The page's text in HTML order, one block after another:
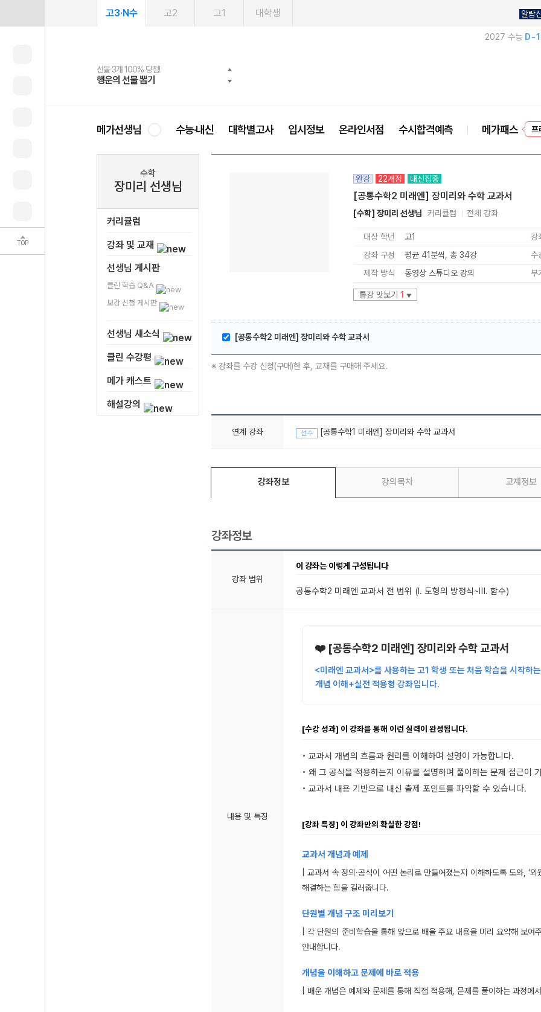
TOP
고3·N수 고2 고1 대학생 알람
2027 수능 D-
메가스터디
선물 3개 100% 당첨!
행운의 선물 뽑기
선물 100% 증정!
메가스터디 X 올리브
여름방학 스터디 캐시백
메가런 썸머스쿨
2027 러셀 단과
강사 공개선발
스마트러닝앱
설문 EVENT
메가패스
3일 무료 체험권
메가패스 수강생 무료혜택!
메가클럽 멤버십
사회공헌 캠페인
희망이룸 메가나눔
메가선생님 수능·내신 대학별고사 입시정보 온라인서점 수시합격예측 메가패스
프
수학
장미리 선생님
커리큘럼
강좌 및 교재
선생님 게시판
클린 학습 Q&A
보강 신청 게시판
선생님 새소식
클린 수강평
메가 캐스트
해설강의
완강 22개정 내신집중
[공통수학2 미래엔] 장미리와 수학 교과서
[수학] 장미리 선생님 커리큘럼 전체 강좌
대상 학년 고1 강
강좌 구성
평균 41분씩, 총 34강 수
제작 방식
동영상 스튜디오 강의 부
통강 맛보기 1 ▼
[공통수학2 미래엔] 장미리와 수학 교과서
※ 강좌를 수강 신청(구매)한 후, 교재를 구매해 주세요.
연계 강좌 선수 [공통수학1 미래엔] 장미리와 수학 교과서
강좌정보 강의목차 교재정보
강좌정보
강좌 범위
이 강좌는 이렇게 구성됩니다
공통수학2 미래엔 교과서 전 범위 (Ⅰ. 도형의 방정식~Ⅲ. 함수)
내용 및 특징
❤️ [공통수학2 미래엔] 장미리와 수학 교과서
<미래엔 교과서>를 사용하는 고1 학생 또는 처음 학습을 시작하
개념 이해+실전 적용형 강좌 입니다.
[수강 성과] 이 강좌를 통해 이런 실력이 완성됩니다.
• 교과서 개념의 흐름과 원리를 이해하며 설명이 가능합니다.
• 왜 그 공식을 적용하는지 이유를 설명하며 풀이하는 문제 접근이
• 교과서 내용 기반으로 내신 출제 포인트를 파악할 수 있습니다.
[강좌 특징] 이 강좌만의 확실한 강점!
교과서 개념과 예제
| 교과서 속 정의·공식이 어떤 논리로 만들어졌는지 이해하도록 도와, ‘외
해결하는 힘을 길러줍니다.
단원별 개념 구조 미리보기
| 각 단원의 준비학습을 통해 앞으로 배울 주요 내용을 미리 요약해 보여
안내합니다.
개념을 이해하고 문제에 바로 적용
| 배운 개념은 예제와 문제를 통해 직접 적용해, 문제를 풀이하는 과정에